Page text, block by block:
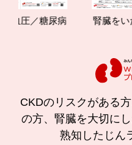
糖尿病
腎臓をいたわる
CKDのリスクがある
の方、腎臓を大切に
熟知したじん